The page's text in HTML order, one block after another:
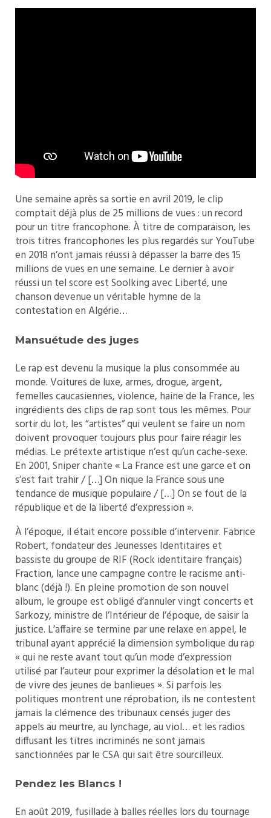
Une semaine après sa sortie en avril 2019, le clip
comptait déjà plus de 25 millions de vues : un record
pour un titre francophone. À titre de comparaison, les
trois titres francophones les plus regardés sur YouTube
en 2018 n’ont jamais réussi à dépasser la barre des 15
millions de vues en une semaine. Le dernier à avoir
réussi un tel score est Soolking avec Liberté, une
chanson devenue un véritable hymne de la
contestation en Algérie…
Mansuétude des juges
Le rap est devenu la musique la plus consommée au
monde. Voitures de luxe, armes, drogue, argent,
femelles caucasiennes, violence, haine de la France, les
ingrédients des clips de rap sont tous les mêmes. Pour
sortir du lot, les “artistes” qui veulent se faire un nom
doivent provoquer toujours plus pour faire réagir les
médias. Le prétexte artistique n’est qu’un cache-sexe.
En 2001, Sniper chante « La France est une garce et on
s’est fait trahir / […] On nique la France sous une
tendance de musique populaire / […] On se fout de la
république et de la liberté d’expression ».
À l’époque, il était encore possible d’intervenir. Fabrice
Robert, fondateur des Jeunesses Identitaires et
bassiste du groupe de RIF (Rock identitaire français)
Fraction, lance une campagne contre le racisme anti-
blanc (déjà !). En pleine promotion de son nouvel
album, le groupe est obligé d’annuler vingt concerts et
Sarkozy, ministre de l’Intérieur de l’époque, de saisir la
justice. L’affaire se termine par une relaxe en appel, le
tribunal ayant apprécié la dimension symbolique du rap
« qui ne reste avant tout qu’un mode d’expression
utilisé par l’auteur pour exprimer la désolation et le mal
de vivre des jeunes de banlieues ». Si parfois les
politiques montrent une réprobation, ils ne contestent
jamais la clémence des tribunaux censés juger des
appels au meurtre, au lynchage, au viol… et les radios
diffusant les titres incriminés ne sont jamais
sanctionnées par le CSA qui sait être sourcilleux.
Pendez les Blancs !
En août 2019, fusillade à balles réelles lors du tournage